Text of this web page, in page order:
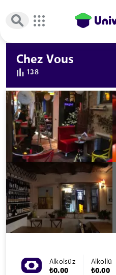
Chez Vous
138
Alkolsüz
₺0.00
Alkollü
₺0.00